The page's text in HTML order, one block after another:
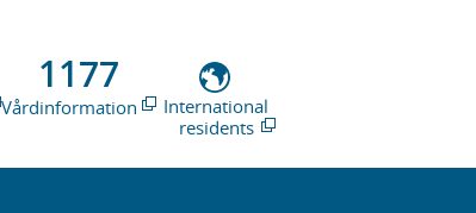
1177
Vårdinformation
International
residents